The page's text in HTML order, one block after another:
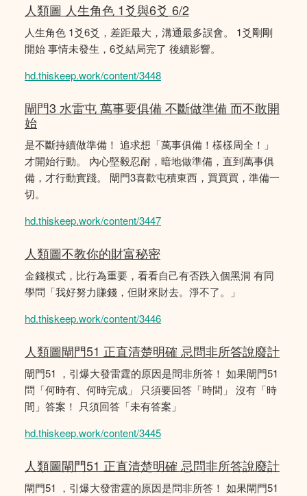
人類圖 人生角色 1爻與6爻 6/2
人生角色 1爻6爻，差距最大，溝通最多誤會。 1爻剛剛
開始 事情未發生，6爻結局完了 後續影響。
hd.thiskeep.work/content/3448
閘門3 水雷屯 萬事要俱備 不斷做準備 而不敢開
始
是不斷持續做準備！ 追求想「萬事俱備！樣樣周全！」
才開始行動。 內心堅毅忍耐，暗地做準備，直到萬事俱
備，才行動實踐。 閘門3喜歡屯積東西，買買買，準備一
切。
hd.thiskeep.work/content/3447
人類圖不教你的財富秘密
金錢模式，比行為重要，看看自己有否跌入個黑洞 有同
學問「我好努力賺錢，但財來財去。淨不了。」
hd.thiskeep.work/content/3446
人類圖閘門51 正直清楚明確 忌問非所答說廢計
閘門51 ，引爆大發雷霆的原因是問非所答！ 如果閘門51
問「何時有、何時完成」 只須要回答「時間」 沒有「時
間」答案！ 只須回答「未有答案」
hd.thiskeep.work/content/3445
人類圖閘門51 正直清楚明確 忌問非所答說廢計
閘門51 ，引爆大發雷霆的原因是問非所答！ 如果閘門51